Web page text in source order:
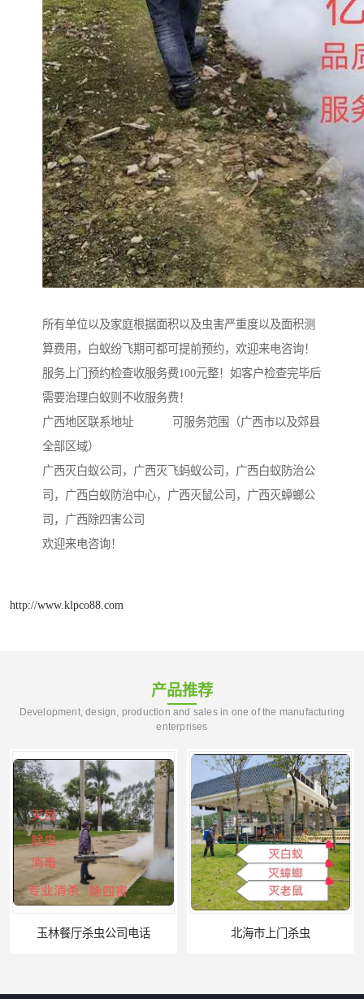
所有单位以及家庭根据面积以及虫害严重度以及面积测
算费用，白蚁纷飞期可都可提前预约，欢迎来电咨询！
服务上门预约检查收服务费100元整！如客户检查完毕后
需要治理白蚁则不收服务费！
广西地区联系地址 可服务范围（广西市以及郊县
全部区域）
广西灭白蚁公司，广西灭飞蚂蚁公司，广西白蚁防治公
司，广西白蚁防治中心，广西灭鼠公司，广西灭蟑螂公
司，广西除四害公司
欢迎来电咨询！
http://www.klpco88.com
产品推荐
Development, design, production and sales in one of the manufacturing
enterprises
玉林餐厅杀虫公司电话 北海市上门杀虫